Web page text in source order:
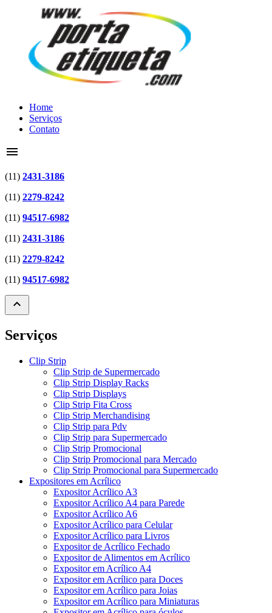
Home
Serviços
Contato
menu
(11) 2431-3186
(11) 2279-8242
(11) 94517-6982
(11) 2431-3186
(11) 2279-8242
(11) 94517-6982
expand_less
Serviços
Clip Strip
Clip Strip de Supermercado
Clip Strip Display Racks
Clip Strip Displays
Clip Strip Fita Cross
Clip Strip Merchandising
Clip Strip para Pdv
Clip Strip para Supermercado
Clip Strip Promocional
Clip Strip Promocional para Mercado
Clip Strip Promocional para Supermercado
Expositores em Acrílico
Expositor Acrílico A3
Expositor Acrílico A4 para Parede
Expositor Acrílico A6
Expositor Acrílico para Celular
Expositor Acrílico para Livros
Expositor de Acrílico Fechado
Expositor de Alimentos em Acrílico
Expositor em Acrílico A4
Expositor em Acrílico para Doces
Expositor em Acrílico para Joias
Expositor em Acrílico para Miniaturas